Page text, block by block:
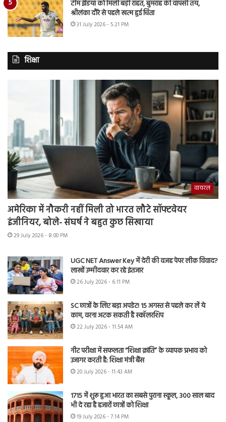
टीम इंडिया को मिली बड़ी राहत, बुमराह की वापसी तय,
श्रीलंका दौरे से पहले खत्म हुई चिंता
31 July 2026 - 5:21 PM
शिक्षा
वायरल
अमेरिका में नौकरी नहीं मिली तो भारत लौटे सॉफ्टवेयर
इंजीनियर, बोले- संघर्ष ने बहुत कुछ सिखाया
29 July 2026 - 8:00 PM
UGC NET Answer Key में देरी की वजह पेपर लीक विवाद?
लाखों उम्मीदवार कर रहे इंतजार
26 July 2026 - 6:11 PM
SC छात्रों के लिए बड़ा अपडेट! 15 अगस्त से पहले कर लें ये
काम, वरना अटक सकती है स्कॉलरशिप
22 July 2026 - 11:54 AM
नीट परीक्षा में सफलता “शिक्षा क्रांति” के व्यापक प्रभाव को
उजागर करती है: शिक्षा मंत्री बैंस
20 July 2026 - 11:43 AM
1715 में शुरू हुआ भारत का सबसे पुराना स्कूल, 300 साल बाद
भी दे रहा है हजारों छात्रों को शिक्षा
19 July 2026 - 7:14 PM